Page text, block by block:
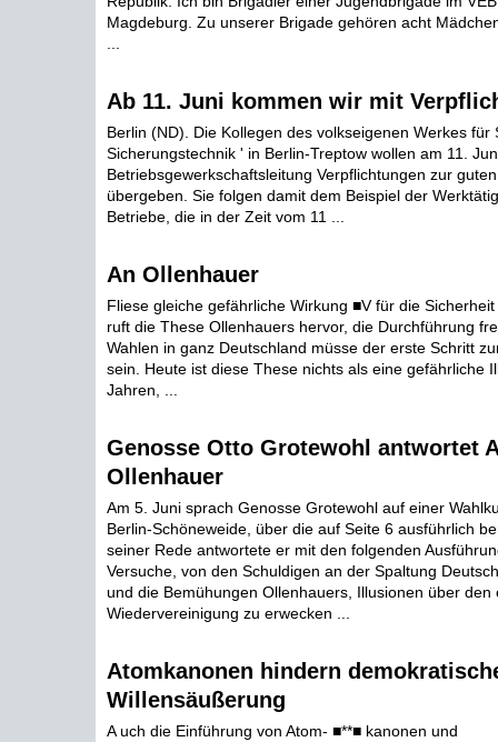
Magdeburg. Zu unserer Brigade gehören acht
Ab 11. Juni kommen wir mit
Berlin (ND). Die Kollegen des volkseigenen Werkes für
Sicherungstechnik ' in Berlin-Treptow wollen am 11.
Betriebsgewerkschaftsleitung Verpflichtungen zur
übergeben. Sie folgen damit dem Beispiel der
Betriebe, die in der Zeit vom 11 ...
An Ollenhauer
Fliese gleiche gefährliche Wirkung ■V für die
ruft die These Ollenhauers hervor, die Durchführung
Wahlen in ganz Deutschland müsse der erste Schritt
sein. Heute ist diese These nichts als eine gefährliche
Jahren, ...
Genosse Otto Grotewohl antwortet
Ollenhauer
Am 5. Juni sprach Genosse Grotewohl auf einer
Berlin-Schöneweide, über die auf Seite 6 ausführlich
seiner Rede antwortete er mit den folgenden
Versuche, von den Schuldigen an der Spaltung
und die Bemühungen Ollenhauers, Illusionen über den
Wiedervereinigung zu erwecken ...
Atomkanonen hindern
Willensäußerung
A uch die Einführung von Atom- ■**■ kanonen und